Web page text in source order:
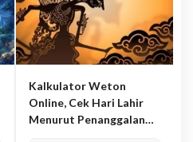
Kalkulator Weton
Online, Cek Hari Lahir
Menurut Penanggalan